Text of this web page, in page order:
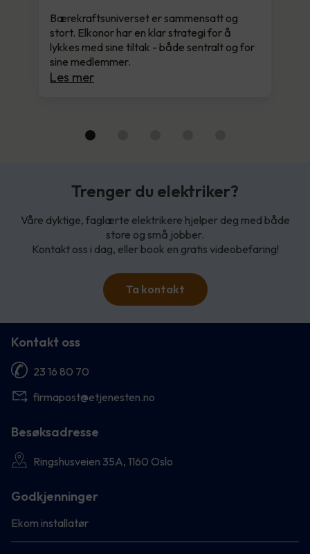
Bærekraftsuniverset er sammensatt og
stort. Elkonor har en klar strategi for å
lykkes med sine tiltak - både sentralt og for
sine medlemmer.
Les mer
Trenger du elektriker?
Våre dyktige, faglærte elektrikere hjelper deg med både
store og små jobber.
Kontakt oss i dag, eller book en gratis videobefaring!
Ta kontakt
Kontakt oss
23 16 80 70
firmapost@etjenesten.no
Besøksadresse
Ringshusveien 35A, 1160 Oslo
Godkjenninger
Ekom installatør